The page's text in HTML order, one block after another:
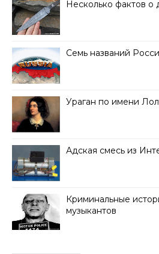
Несколько фактов о
Семь названий
Ураган по имени
Адская смесь из
Криминальные
музыкантов